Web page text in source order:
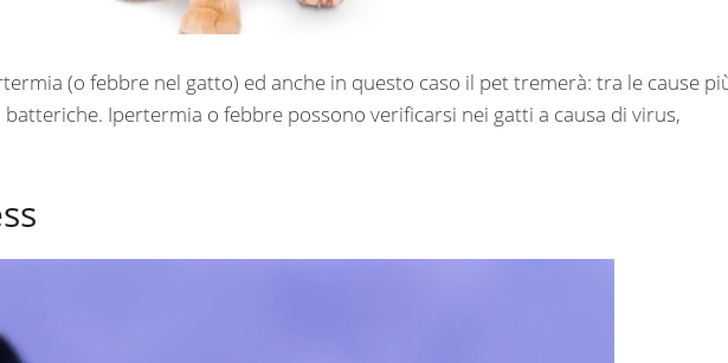
(o febbre nel gatto) ed anche in questo caso il pet tremerà: tra le cause
Ipertermia o febbre possono verificarsi nei gatti a causa di virus,